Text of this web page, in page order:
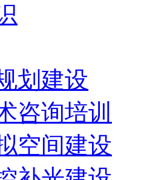
划建设
咨询培训
空间建设